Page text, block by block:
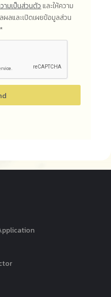
ามเป็นส่วนตัวและให้ความ
ผลและเปิดเผยข้อมูลส่วน